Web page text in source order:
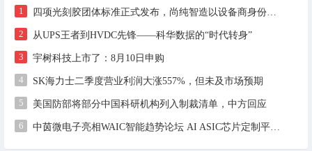
1 四项光刻胶团体标准正式发布，尚纯智造以设备商身份跻身标准起草席
2 从UPS王者到HVDC先锋——科华数据的“时代转身”
3 宇树科技上市了：8月10日申购
4 SK海力士二季度营业利润大涨557%，但未及市场预期
5 美国防部将部分中国科研机构列入制裁清单，中方回应
6 中茵微电子亮相WAIC智能趋势论坛 AI ASIC芯片定制平台赋能工业AI落地